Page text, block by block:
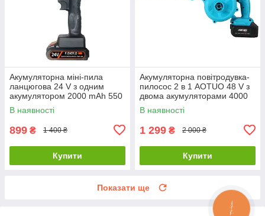
Акумуляторна міні-пила
ланцюгова 24 V з одним
акумулятором 2000 mAh 550
Вт
В наявності
899 ₴ 1 400 ₴
Купити
Акумуляторна повітродувка-
пилосос 2 в 1 AOTUO 48 V з
двома акумуляторами 4000
mAh
В наявності
1 299 ₴ 2 000 ₴
Купити
Показати ще